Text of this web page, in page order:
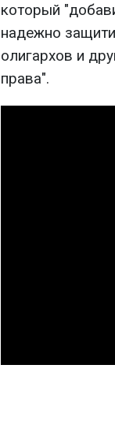
который
надежно
олигархов и
права".